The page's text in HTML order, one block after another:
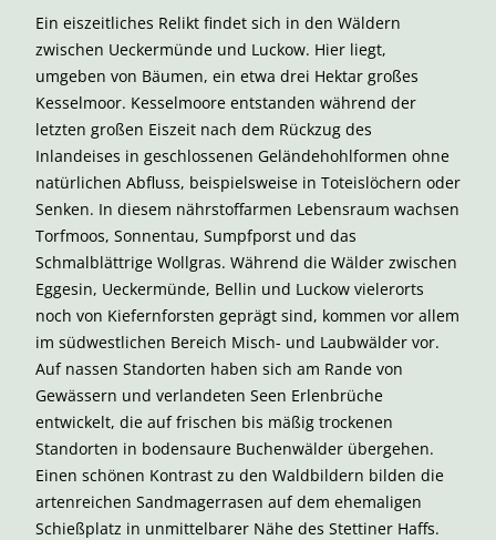
Ein eiszeitliches Relikt findet sich in den Wäldern
zwischen Ueckermünde und Luckow. Hier liegt,
umgeben von Bäumen, ein etwa drei Hektar großes
Kesselmoor. Kesselmoore entstanden während der
letzten großen Eiszeit nach dem Rückzug des
Inlandeises in geschlossenen Geländehohlformen ohne
natürlichen Abfluss, beispielsweise in Toteislöchern oder
Senken. In diesem nährstoffarmen Lebensraum wachsen
Torfmoos, Sonnentau, Sumpfporst und das
Schmalblättrige Wollgras. Während die Wälder zwischen
Eggesin, Ueckermünde, Bellin und Luckow vielerorts
noch von Kiefernforsten geprägt sind, kommen vor allem
im südwestlichen Bereich Misch- und Laubwälder vor.
Auf nassen Standorten haben sich am Rande von
Gewässern und verlandeten Seen Erlenbrüche
entwickelt, die auf frischen bis mäßig trockenen
Standorten in bodensaure Buchenwälder übergehen.
Einen schönen Kontrast zu den Waldbildern bilden die
artenreichen Sandmagerrasen auf dem ehemaligen
Schießplatz in unmittelbarer Nähe des Stettiner Haffs.